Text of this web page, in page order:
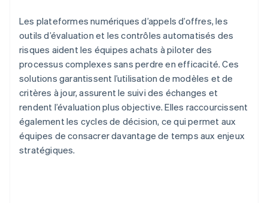
Les plateformes numériques d’appels d’offres, les
outils d’évaluation et les contrôles automatisés des
risques aident les équipes achats à piloter des
processus complexes sans perdre en efficacité. Ces
solutions garantissent l’utilisation de modèles et de
critères à jour, assurent le suivi des échanges et
rendent l’évaluation plus objective. Elles raccourcissent
également les cycles de décision, ce qui permet aux
équipes de consacrer davantage de temps aux enjeux
stratégiques.